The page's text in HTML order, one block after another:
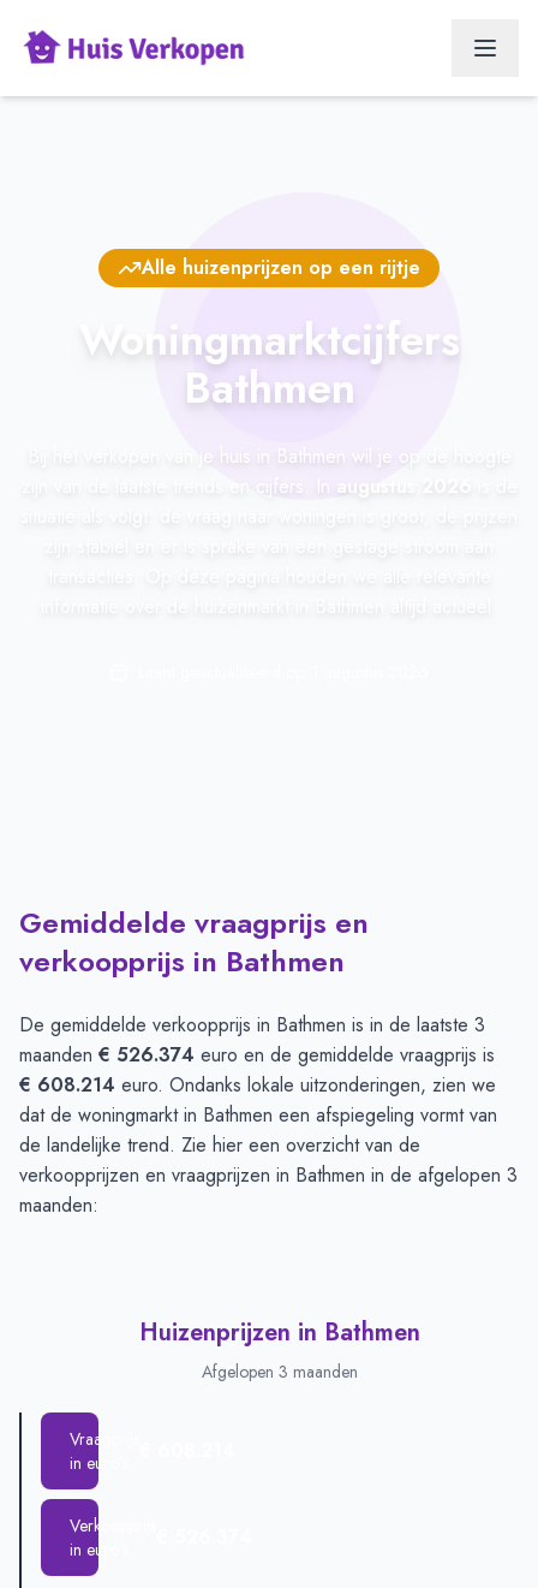
Alle huizenprijzen op een rijtje
Woningmarktcijfers
Bathmen
Bij het verkopen van je huis in Bathmen wil je op de hoogte
zijn van de laatste trends en cijfers. In augustus 2026
Gemiddelde vraagprijs en
verkoopprijs in Bathmen
De gemiddelde verkoopprijs in Bathmen is in de laatste 3
maanden € 526.374 euro en de gemiddelde vraagprijs is
€ 608.214 euro. Ondanks lokale uitzonderingen, zien we
dat de woningmarkt in Bathmen een afspiegeling vormt van
de landelijke trend. Zie hier een overzicht van de
verkoopprijzen en vraagprijzen in Bathmen in de afgelopen 3
maanden:
Huizenprijzen in Bathmen
Afgelopen 3 maanden
Vraagprijs
in euro's
Verkoopprijs
in euro's